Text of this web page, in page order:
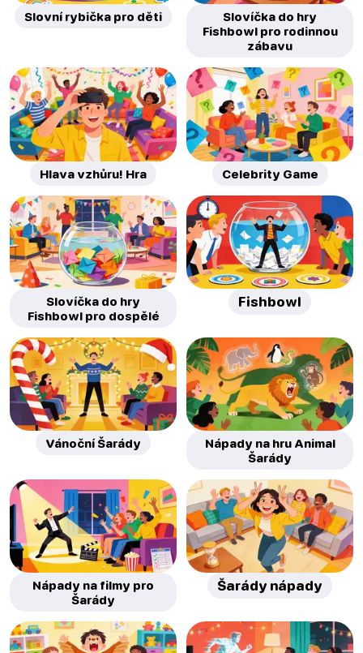
Slovní rybička pro děti
Slovíčka do hry
Fishbowl pro rodinnou
zábavu
Hlava vzhůru! Hra Celebrity Game
Slovíčka do hry
Fishbowl pro dospělé
Fishbowl
Vánoční Šarády
Nápady na hru Animal
Šarády
Nápady na filmy pro
Šarády
Šarády nápady